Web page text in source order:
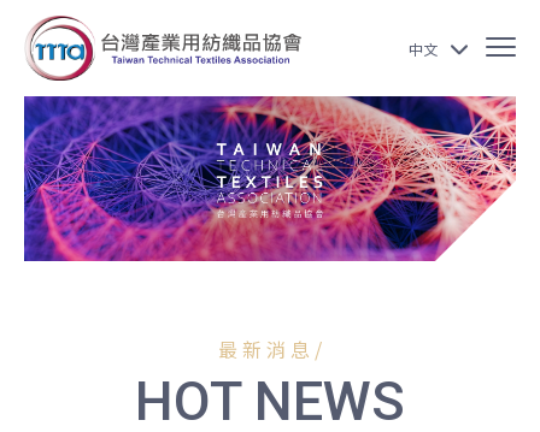
中文
最 新 消 息 /
HOT NEWS